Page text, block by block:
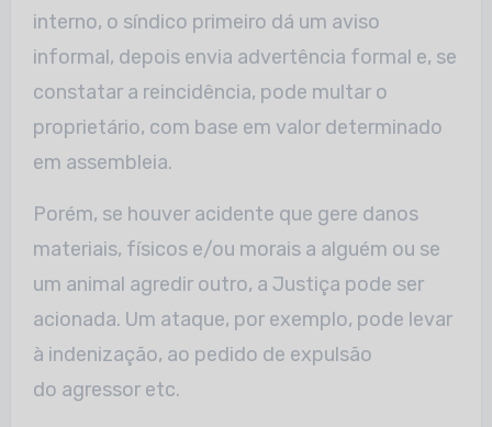
interno, o síndico primeiro dá um aviso
informal, depois envia advertência formal e, se
constatar a reincidência, pode multar o
proprietário, com base em valor determinado
em assembleia.
Porém, se houver acidente que gere danos
materiais, físicos e/ou morais a alguém ou se
um animal agredir outro, a Justiça pode ser
acionada. Um ataque, por exemplo, pode levar
à indenização, ao pedido de expulsão
do agressor etc.